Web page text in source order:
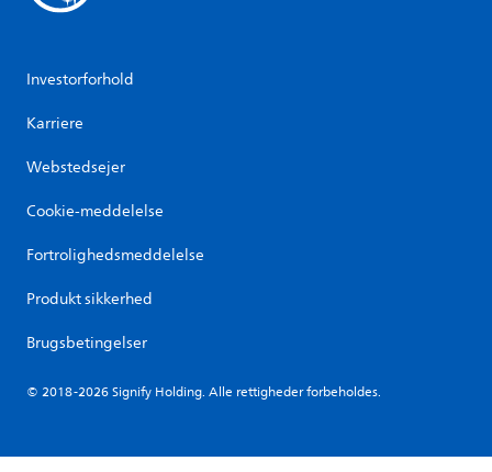
Investorforhold
Karriere
Webstedsejer
Cookie-meddelelse
Fortrolighedsmeddelelse
Produkt sikkerhed
Brugsbetingelser
© 2018-2026 Signify Holding. Alle rettigheder forbeholdes.